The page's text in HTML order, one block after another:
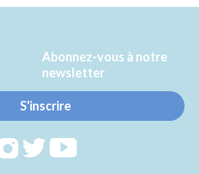
Twitter
Facebook
Abonnez-vous à notre
newsletter
S'inscrire
RejoignezRejoignezRejoignez